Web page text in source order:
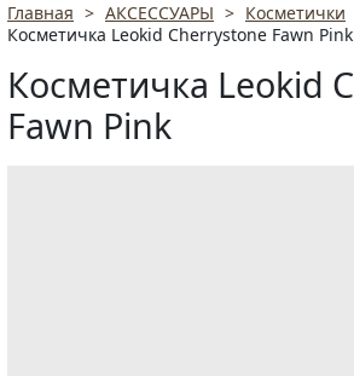
Главная АКСЕССУАРЫ Косметички
Косметичка Leokid Cherrystone Fawn Pink
Косметичка Leokid
Fawn Pink